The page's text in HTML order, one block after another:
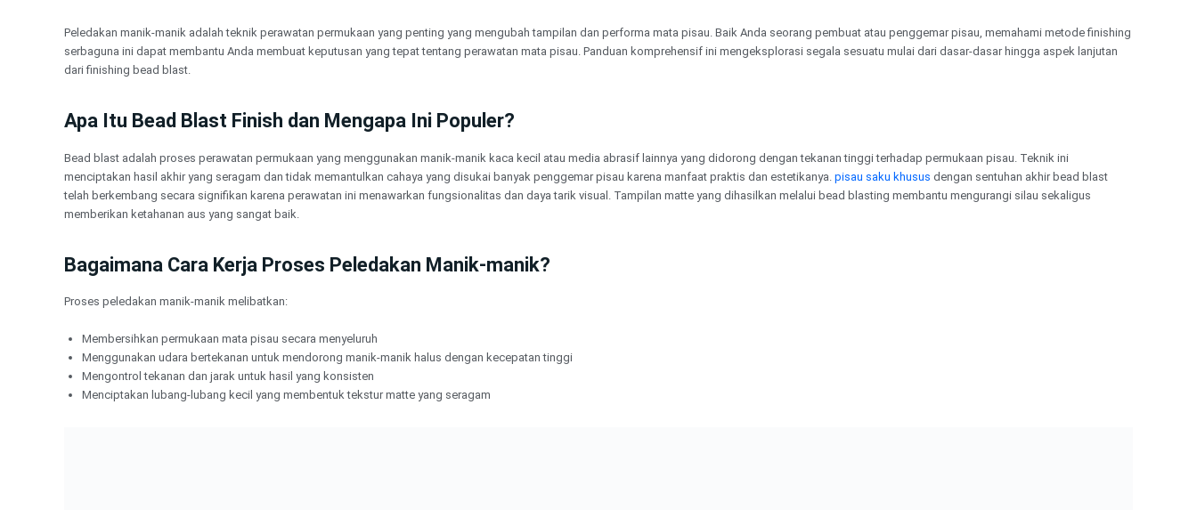
Peledakan manik-manik adalah teknik perawatan permukaan yang penting yang mengubah tampilan dan performa mata pisau. Baik Anda seorang pembuat atau penggemar pisau, memahami metode finishing
serbaguna ini dapat membantu Anda membuat keputusan yang tepat tentang perawatan mata pisau. Panduan komprehensif ini mengeksplorasi segala sesuatu mulai dari dasar-dasar hingga aspek lanjutan
dari finishing bead blast.
Apa Itu Bead Blast Finish dan Mengapa Ini Populer?
Bead blast adalah proses perawatan permukaan yang menggunakan manik-manik kaca kecil atau media abrasif lainnya yang didorong dengan tekanan tinggi terhadap permukaan pisau. Teknik ini
menciptakan hasil akhir yang seragam dan tidak memantulkan cahaya yang disukai banyak penggemar pisau karena manfaat praktis dan estetikanya. pisau saku khusus dengan sentuhan akhir bead blast
telah berkembang secara signifikan karena perawatan ini menawarkan fungsionalitas dan daya tarik visual. Tampilan matte yang dihasilkan melalui bead blasting membantu mengurangi silau sekaligus
memberikan ketahanan aus yang sangat baik.
Bagaimana Cara Kerja Proses Peledakan Manik-manik?
Proses peledakan manik-manik melibatkan:
Membersihkan permukaan mata pisau secara menyeluruh
Menggunakan udara bertekanan untuk mendorong manik-manik halus dengan kecepatan tinggi
Mengontrol tekanan dan jarak untuk hasil yang konsisten
Menciptakan lubang-lubang kecil yang membentuk tekstur matte yang seragam